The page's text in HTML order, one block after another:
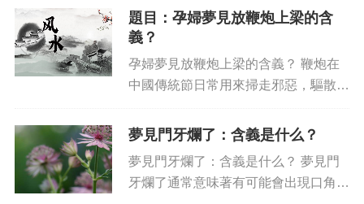
和象征的可能性，夢見自己的男孩見血
也正如此，它代表著孕婦未來所面對的
題目：孕婦夢見放鞭炮上梁的含
義？
孕婦夢見放鞭炮上梁的含義？ 鞭炮在
中國傳統節日常用來掃走邪惡，驅散兇
夢見放鞭炮上梁，含有希望生育寶寶能
梁也可以象征激勵和努力，意味...
夢見門牙爛了：含義是什么？
夢見門牙爛了：含義是什么？ 夢見門
牙爛了通常意味著有可能會出現口角、